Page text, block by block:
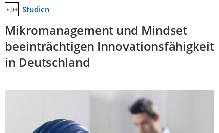
Studien
Mikromanagement und Mindset
beeinträchtigen Innovationsfähigkeit
in Deutschland